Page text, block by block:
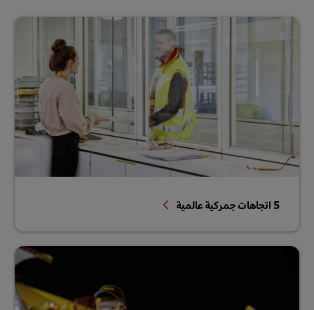
5 اتجاهات جمركية عالمية